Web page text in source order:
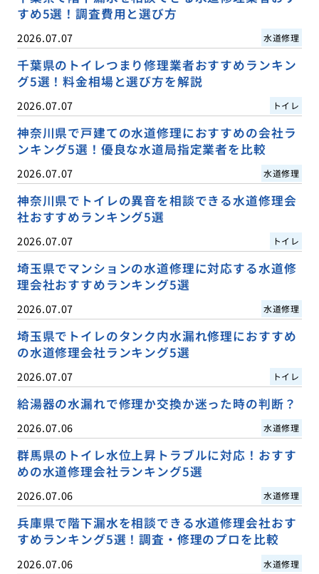
すめ5選！調査費用と選び方
2026.07.07 水道修理
千葉県のトイレつまり修理業者おすすめランキン
グ5選！料金相場と選び方を解説
2026.07.07 トイレ
神奈川県で戸建ての水道修理におすすめの会社ラ
ンキング5選！優良な水道局指定業者を比較
2026.07.07 水道修理
神奈川県でトイレの異音を相談できる水道修理会
社おすすめランキング5選
2026.07.07 トイレ
埼玉県でマンションの水道修理に対応する水道修
理会社おすすめランキング5選
2026.07.07 水道修理
埼玉県でトイレのタンク内水漏れ修理におすすめ
の水道修理会社ランキング5選
2026.07.07 トイレ
給湯器の水漏れで修理か交換か迷った時の判断？
2026.07.06 水道修理
群馬県のトイレ水位上昇トラブルに対応！おすす
めの水道修理会社ランキング5選
2026.07.06 水道修理
兵庫県で階下漏水を相談できる水道修理会社おす
すめランキング5選！調査・修理のプロを比較
2026.07.06 水道修理